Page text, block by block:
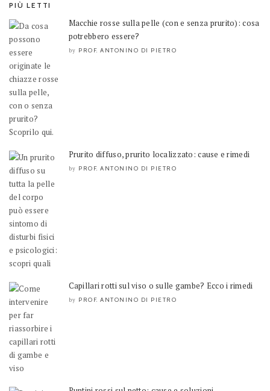
PIÙ LETTI
Macchie rosse sulla pelle (con e senza prurito): cosa
potrebbero essere?
by PROF. ANTONINO DI PIETRO
Prurito diffuso, prurito localizzato: cause e rimedi
by PROF. ANTONINO DI PIETRO
Capillari rotti sul viso o sulle gambe? Ecco i rimedi
by PROF. ANTONINO DI PIETRO